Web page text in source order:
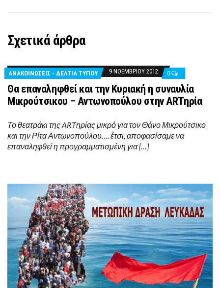
Σχετικά άρθρα
ΑΝΑΚΟΙΝΩΣΕΙΣ - ΔΕΛΤΙΑ ΤΥΠΟΥ 9 ΝΟΕΜΒΡΊΟΥ 2012 0
Θα επαναληφθεί και την Κυριακή η συναυλία
Μικρούτσικου – Αντωνοπούλου στην ARTηρία
Το θεατράκι της ARTηρίας μικρό για τον Θάνο Μικρούτσικο
και την Ρίτα Αντωνοπούλου…. έτσι, αποφασίσαμε να
επαναληφθεί η προγραμματισμένη για […]